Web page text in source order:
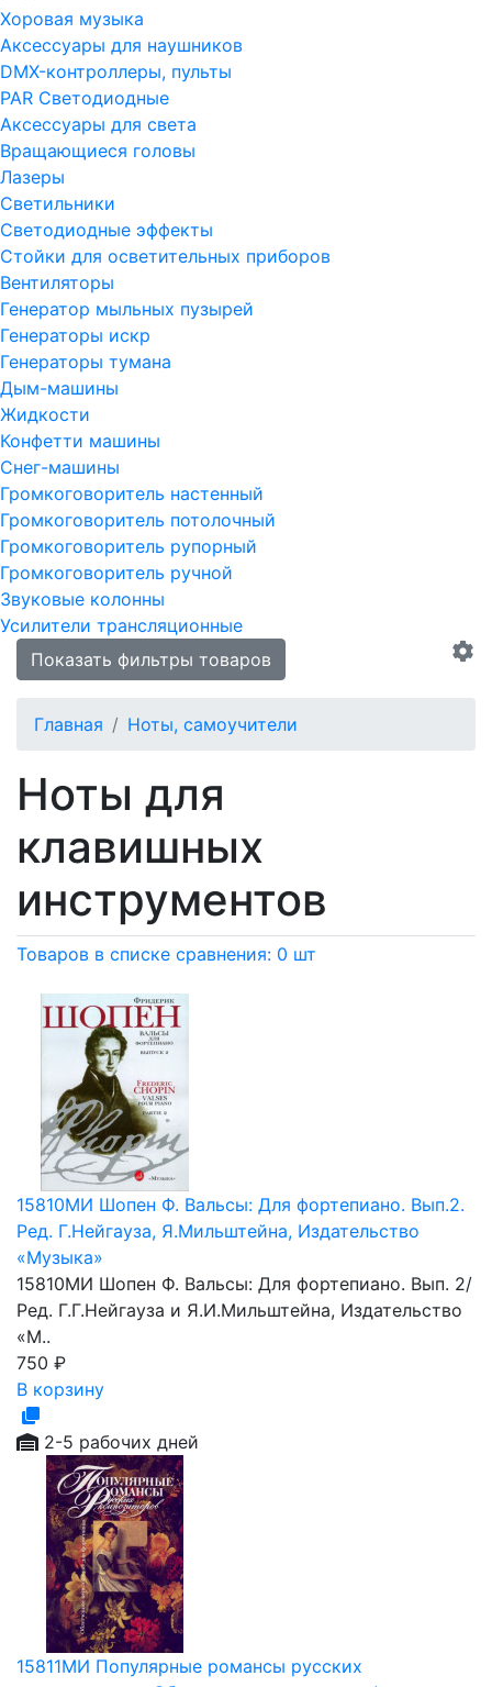
Хоровая музыка
Аксессуары для наушников
DMX-контроллеры, пульты
PAR Светодиодные
Аксессуары для света
Вращающиеся головы
Лазеры
Светильники
Светодиодные эффекты
Стойки для осветительных приборов
Вентиляторы
Генератор мыльных пузырей
Генераторы искр
Генераторы тумана
Дым-машины
Жидкости
Конфетти машины
Снег-машины
Громкоговоритель настенный
Громкоговоритель потолочный
Громкоговоритель рупорный
Громкоговоритель ручной
Звуковые колонны
Усилители трансляционные
Показать фильтры товаров
Главная Ноты, самоучители
Ноты для
клавишных
инструментов
Товаров в списке сравнения: 0 шт
15810МИ Шопен Ф. Вальсы: Для фортепиано. Вып.2.
Ред. Г.Нейгауза, Я.Мильштейна, Издательство
«Музыка»
15810МИ Шопен Ф. Вальсы: Для фортепиано. Вып. 2/
Ред. Г.Г.Нейгауза и Я.И.Мильштейна, Издательство
«М..
750 ₽
В корзину
2-5 рабочих дней
15811МИ Популярные романсы русских